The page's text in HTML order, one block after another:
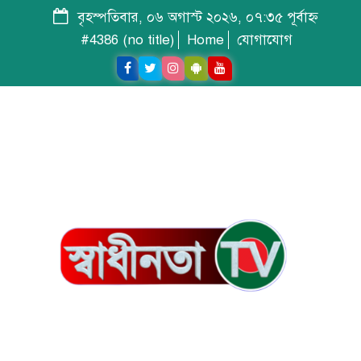
বৃহস্পতিবার, ০৬ অগাস্ট ২০২৬, ০৭:৩৫ পূর্বাহ্ন
#4386 (no title)
Home যোগাযোগ